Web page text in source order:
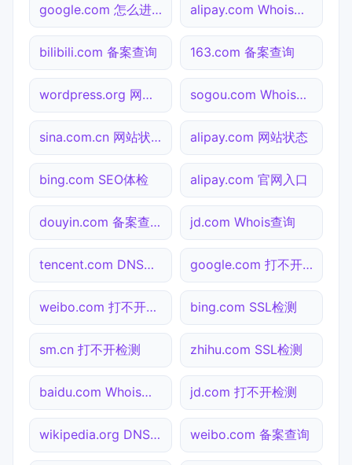
google.com 怎么进入 alipay.com Whois查询
bilibili.com 备案查询 163.com 备案查询
wordpress.org 网站状态 sogou.com Whois查询
sina.com.cn 网站状态 alipay.com 网站状态
bing.com SEO体检 alipay.com 官网入口
douyin.com 备案查询 jd.com Whois查询
tencent.com DNS解析 google.com 打不开检测
weibo.com 打不开检测 bing.com SSL检测
sm.cn 打不开检测 zhihu.com SSL检测
baidu.com Whois查询 jd.com 打不开检测
wikipedia.org DNS解析 weibo.com 备案查询